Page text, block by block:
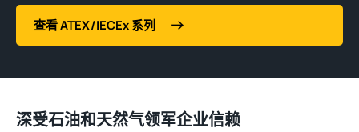
查看 ATEX/IECEx 系列
深受石油和天然气领军企业信赖